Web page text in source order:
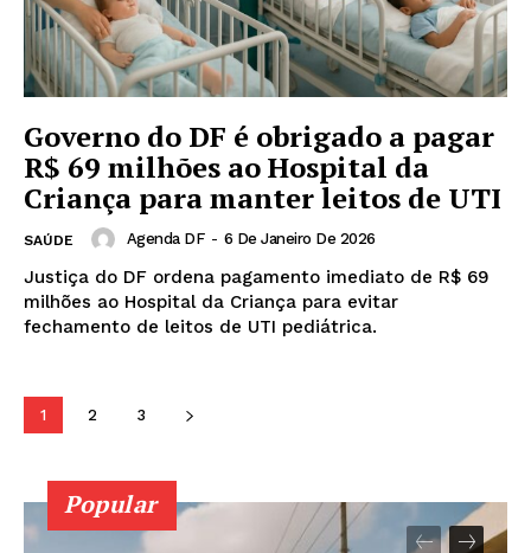
Governo do DF é obrigado a pagar
R$ 69 milhões ao Hospital da
Criança para manter leitos de UTI
SAÚDE Agenda DF - 6 De Janeiro De 2026
Justiça do DF ordena pagamento imediato de R$ 69
milhões ao Hospital da Criança para evitar
fechamento de leitos de UTI pediátrica.
1 2 3
Popular